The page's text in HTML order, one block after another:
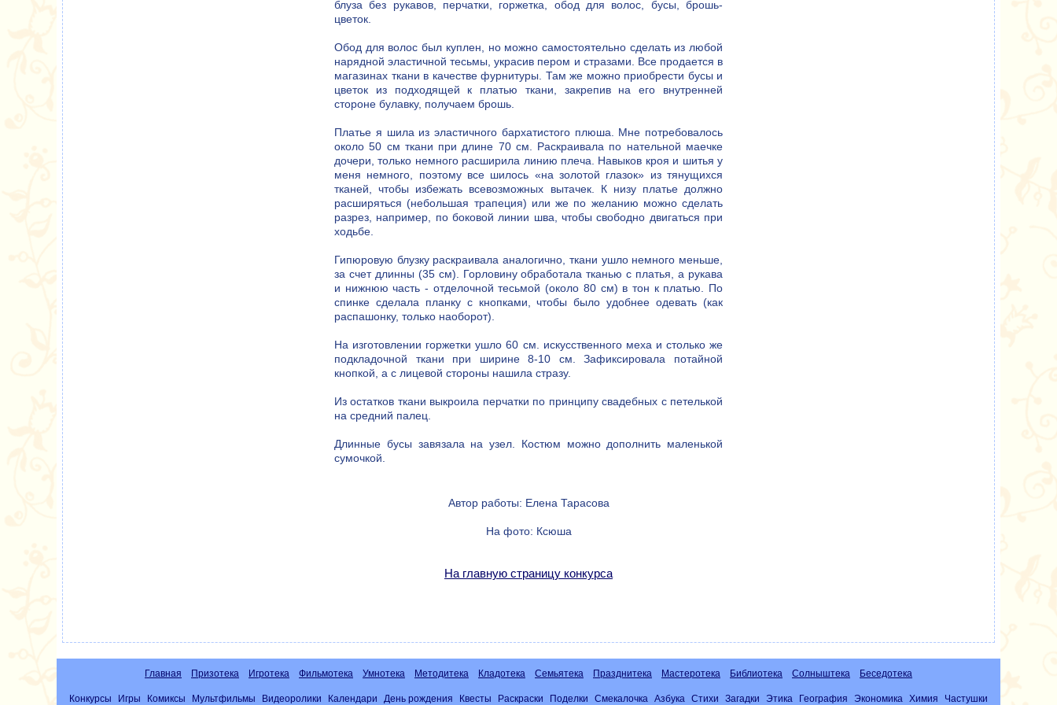
блуза без рукавов, перчатки, горжетка, обод для волос, бусы, брошь-
цветок.
Обод для волос был куплен, но можно самостоятельно сделать из любой
нарядной эластичной тесьмы, украсив пером и стразами. Все продается в
магазинах ткани в качестве фурнитуры. Там же можно приобрести бусы и
цветок из подходящей к платью ткани, закрепив на его внутренней
стороне булавку, получаем брошь.
Платье я шила из эластичного бархатистого плюша. Мне потребовалось
около 50 см ткани при длине 70 см. Раскраивала по нательной маечке
дочери, только немного расширила линию плеча. Навыков кроя и шитья у
меня немного, поэтому все шилось «на золотой глазок» из тянущихся
тканей, чтобы избежать всевозможных вытачек. К низу платье должно
расширяться (небольшая трапеция) или же по желанию можно сделать
разрез, например, по боковой линии шва, чтобы свободно двигаться при
ходьбе.
Гипюровую блузку раскраивала аналогично, ткани ушло немного меньше,
за счет длинны (35 см). Горловину обработала тканью с платья, а рукава
и нижнюю часть - отделочной тесьмой (около 80 см) в тон к платью. По
спинке сделала планку с кнопками, чтобы было удобнее одевать (как
распашонку, только наоборот).
На изготовлении горжетки ушло 60 см. искусственного меха и столько же
подкладочной ткани при ширине 8-10 см. Зафиксировала потайной
кнопкой, а с лицевой стороны нашила стразу.
Из остатков ткани выкроила перчатки по принципу свадебных с петелькой
на средний палец.
Длинные бусы завязала на узел. Костюм можно дополнить маленькой
сумочкой.
Автор работы: Елена Тарасова
На фото: Ксюша
На главную страницу конкурса
Главная Призотека Игротека Фильмотека Умнотека Методитека Кладотека Семьятека Празднитека Мастеротека Библиотека Солныштека Беседотека
Конкурсы Игры Комиксы Мультфильмы Видеоролики Календари День рождения Квесты Раскраски Поделки Смекалочка Азбука Стихи Загадки Этика География Экономика Химия Частушки